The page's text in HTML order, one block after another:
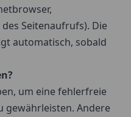
Seitenaufrufs). Die
automatisch, sobald
um eine fehlerfreie
gewährleisten. Andere